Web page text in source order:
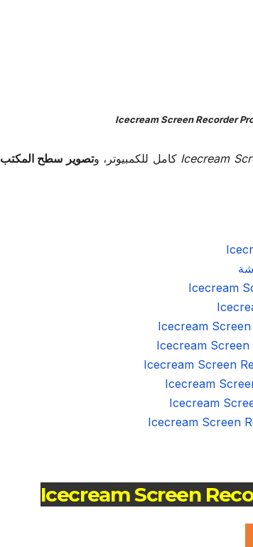
Icecream كامل للكمبيوتر، وتصوير سطح المكتب